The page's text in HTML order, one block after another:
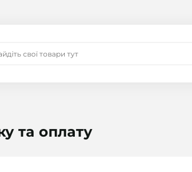
та оплату